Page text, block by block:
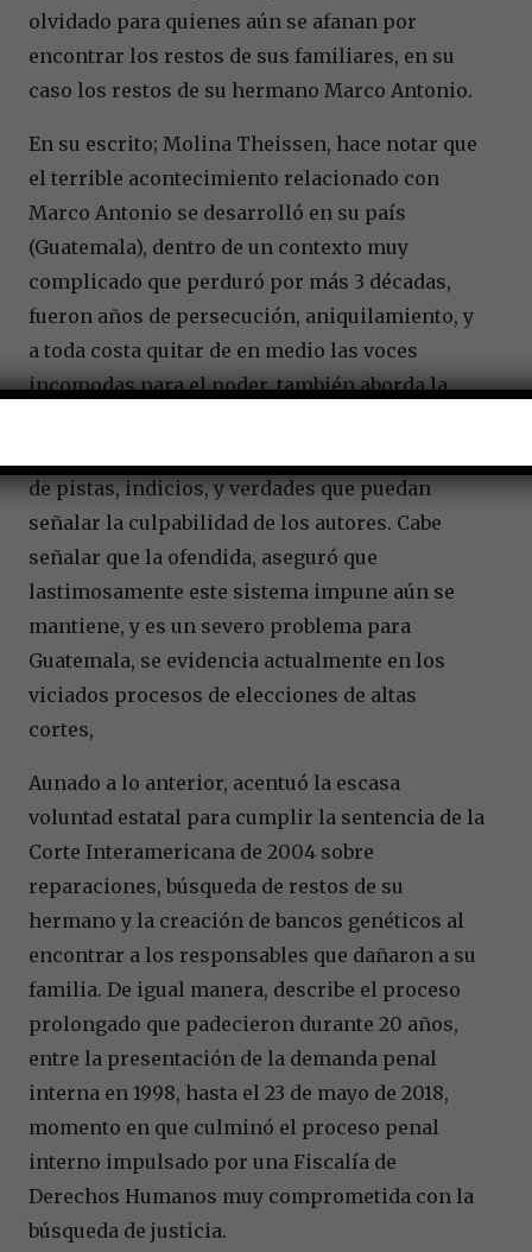
olvidado para quienes aún se afanan por
encontrar los restos de sus familiares, en su
caso los restos de su hermano Marco Antonio.
En su escrito; Molina Theissen, hace notar que
el terrible acontecimiento relacionado con
Marco Antonio se desarrolló en su país
(Guatemala), dentro de un contexto muy
complicado que perduró por más 3 décadas,
fueron años de persecución, aniquilamiento, y
a toda costa quitar de en medio las voces
incomodas para el poder, también aborda la
de pistas, indicios, y verdades que puedan
señalar la culpabilidad de los autores. Cabe
señalar que la ofendida, aseguró que
lastimosamente este sistema impune aún se
mantiene, y es un severo problema para
Guatemala, se evidencia actualmente en los
viciados procesos de elecciones de altas
cortes,
Aunado a lo anterior, acentuó la escasa
voluntad estatal para cumplir la sentencia de la
Corte Interamericana de 2004 sobre
reparaciones, búsqueda de restos de su
hermano y la creación de bancos genéticos al
encontrar a los responsables que dañaron a su
familia. De igual manera, describe el proceso
prolongado que padecieron durante 20 años,
entre la presentación de la demanda penal
interna en 1998, hasta el 23 de mayo de 2018,
momento en que culminó el proceso penal
interno impulsado por una Fiscalía de
Derechos Humanos muy comprometida con la
búsqueda de justicia.